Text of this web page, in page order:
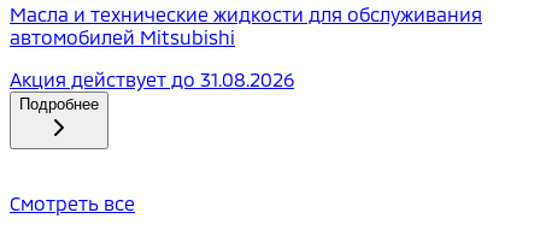
Масла и технические жидкости для обслуживания
автомобилей Mitsubishi
Акция действует до 31.08.2026
Подробнее
Смотреть все